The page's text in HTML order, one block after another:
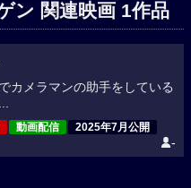
ン 関連映画 1作品
カメラマンの助手をしている
動画配信 2025年7月公開
-